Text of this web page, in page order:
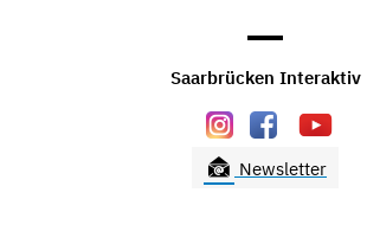
Saarbrücken Interaktiv
Newsletter